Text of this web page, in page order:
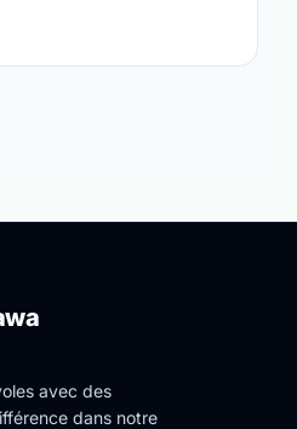
avec des
dans notre